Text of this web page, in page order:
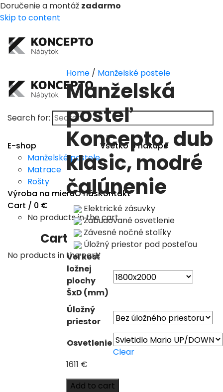
Doručenie a montáž zadarmo
Skip to content
Search for:
E-shop
Manželské postele
Matrace
Rošty
Všetko o nákupe
Výroba na mieruO násKontakt
Cart / 0 €
No products in the cart.
Cart
No products in the cart.
Home / Manželské postele
Manželská
posteľ
Koncepto, dub
klasic, modré
čalúnenie
Elektrické zásuvky
Zabudované osvetlenie
Závesné nočné stolíky
Úložný priestor pod posteľou
Veľkosť
ložnej
plochy
ŠxD (mm)
Úložný
priestor
Osvetlenie
Clear
1611 €
Add to cart